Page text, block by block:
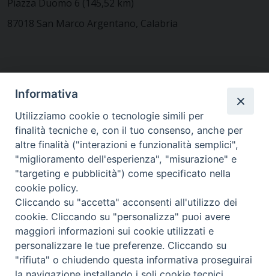
Piazza Duomo 6 (145,52 km)
87018 San Marco Argentano, Calabria
MODULISTICA
WEBMAIL
RENDICONTO 8X1000
Informativa
Utilizziamo cookie o tecnologie simili per
finalità tecniche e, con il tuo consenso, anche per
altre finalità ("interazioni e funzionalità semplici",
"miglioramento dell'esperienza", "misurazione" e
"targeting e pubblicità") come specificato nella
cookie policy.
Cliccando su "accetta" acconsenti all'utilizzo dei
cookie. Cliccando su "personalizza" puoi avere
maggiori informazioni sui cookie utilizzati e
personalizzare le tue preferenze. Cliccando su
"rifiuta" o chiudendo questa informativa proseguirai